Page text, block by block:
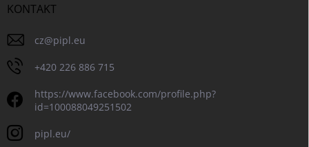
KONTAKT
cz@pipl.eu
+420 226 886 715
https://www.facebook.com/profile.php?
id=100088049251502
pipl.eu/